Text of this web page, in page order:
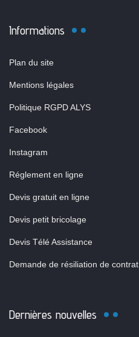
Informations
Plan du site
Mentions légales
Politique RGPD ALYS
Facebook
Instagram
Réglement en ligne
Devis gratuit en ligne
Devis petit bricolage
Devis Télé Assistance
Demande de résiliation de contrat
Dernières nouvelles